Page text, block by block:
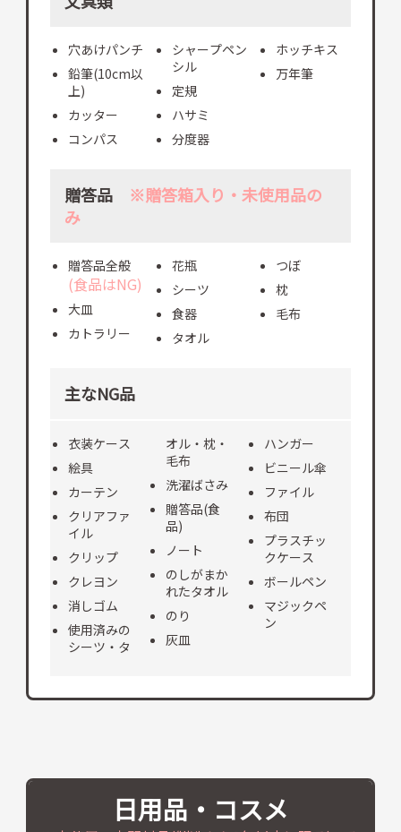
穴あけパンチ
鉛筆(10cm以
上)
カッター
コンパス
シャープペン
シル
定規
ハサミ
分度器
ホッチキス
万年筆
贈答品 ※贈答箱入り・未使用品の
み
贈答品全般
(食品はNG)
大皿
カトラリー
花瓶
シーツ
食器
タオル
つぼ
枕
毛布
主なNG品
衣装ケース
絵具
カーテン
クリアファ
イル
クリップ
クレヨン
消しゴム
使用済みの
シーツ・タ
オル・枕・
毛布
洗濯ばさみ
贈答品(食
品)
ノート
のしがまか
れたタオル
のり
灰皿
ハンガー
ビニール傘
ファイル
布団
プラスチッ
クケース
ボールペン
マジックペ
ン
日用品・コスメ